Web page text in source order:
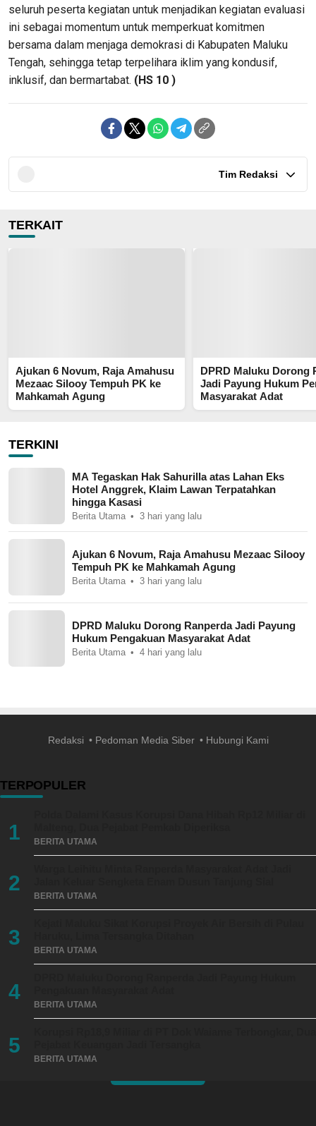
seluruh peserta kegiatan untuk menjadikan kegiatan evaluasi
ini sebagai momentum untuk memperkuat komitmen
bersama dalam menjaga demokrasi di Kabupaten Maluku
Tengah, sehingga tetap terpelihara iklim yang kondusif,
inklusif, dan bermartabat. (HS 10 )
Tim Redaksi
TERKAIT
Ajukan 6 Novum, Raja Amahusu
Mezaac Silooy Tempuh PK ke
Mahkamah Agung
DPRD Maluku Dorong
Jadi Payung Hukum
Masyarakat Adat
TERKINI
MA Tegaskan Hak Sahurilla atas Lahan Eks
Hotel Anggrek, Klaim Lawan Terpatahkan
hingga Kasasi
Berita Utama 3 hari yang lalu
Ajukan 6 Novum, Raja Amahusu Mezaac Silooy
Tempuh PK ke Mahkamah Agung
Berita Utama 3 hari yang lalu
DPRD Maluku Dorong Ranperda Jadi Payung
Hukum Pengakuan Masyarakat Adat
Berita Utama 4 hari yang lalu
Redaksi Pedoman Media Siber Hubungi Kami
TERPOPULER
1 BERITA UTAMA
2
BERITA UTAMA
3
BERITA UTAMA
4
BERITA UTAMA
5
BERITA UTAMA